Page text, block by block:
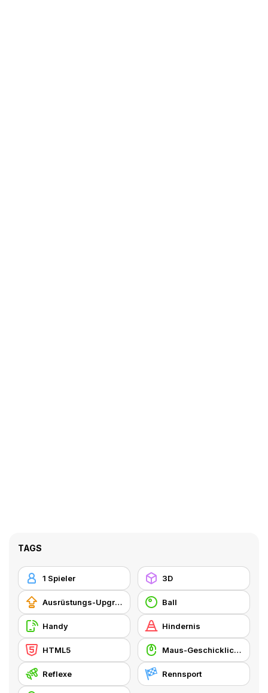
TAGS
1 Spieler 3D
Ausrüstungs-Upgrade kaufen Ball
Handy Hindernis
HTML5 Maus-Geschicklichkeit
Reflexe Rennsport